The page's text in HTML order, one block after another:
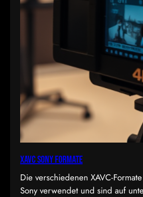
XAVC Sony Formate
Die verschiedenen XAVC-
Sony verwendet und sind auf